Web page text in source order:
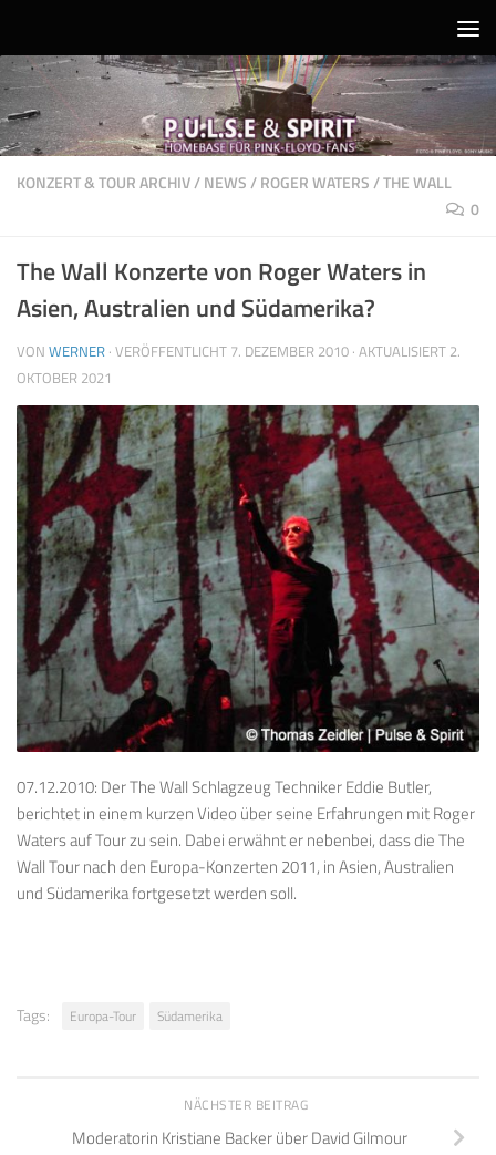
KONZERT & TOUR ARCHIV/NEWS/ROGER WATERS/THE WALL
0
The Wall Konzerte von Roger Waters in
Asien, Australien und Südamerika?
VON WERNER · VERÖFFENTLICHT 7. DEZEMBER 2010 · AKTUALISIERT 2.
OKTOBER 2021
07.12.2010: Der The Wall Schlagzeug Techniker Eddie Butler,
berichtet in einem kurzen Video über seine Erfahrungen mit Roger
Waters auf Tour zu sein. Dabei erwähnt er nebenbei, dass die The
Wall Tour nach den Europa-Konzerten 2011, in Asien, Australien
und Südamerika fortgesetzt werden soll.
Tags: Europa-Tour Südamerika
NÄCHSTER BEITRAG
Moderatorin Kristiane Backer über David Gilmour